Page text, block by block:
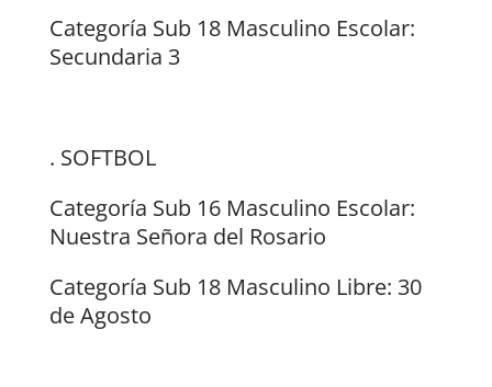
Categoría Sub 18 Masculino Escolar:
Secundaria 3
. SOFTBOL
Categoría Sub 16 Masculino Escolar:
Nuestra Señora del Rosario
Categoría Sub 18 Masculino Libre: 30
de Agosto